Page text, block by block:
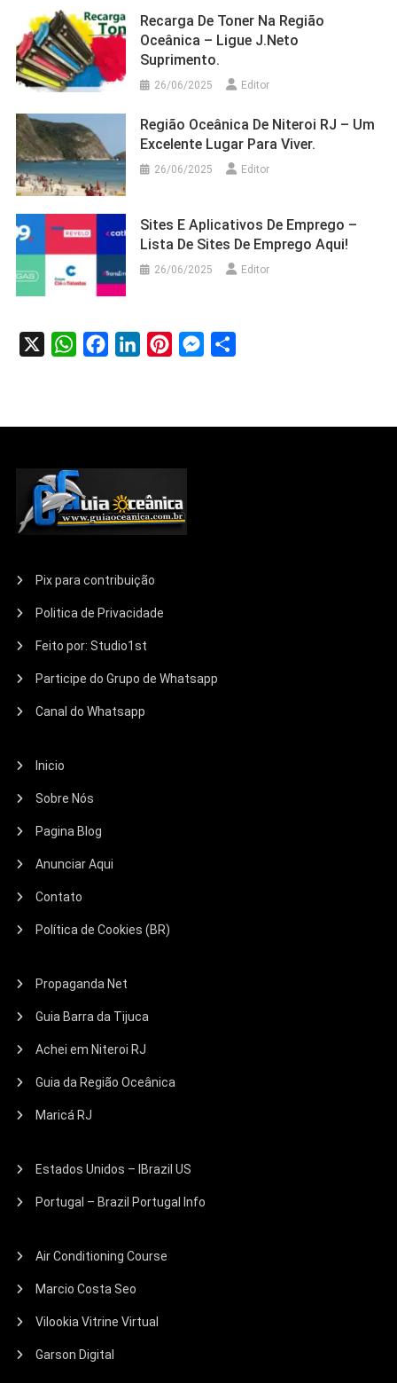
Recarga De Toner Na Região
Oceânica – Ligue J.Neto
Suprimento.
26/06/2025 Editor
Região Oceânica De Niteroi RJ – Um
Excelente Lugar Para Viver.
26/06/2025 Editor
Sites E Aplicativos De Emprego –
Lista De Sites De Emprego Aqui!
26/06/2025 Editor
WhatsAppFacebookLinkedInPinterestMessenger
Pix para contribuição
Politica de Privacidade
Feito por: Studio1st
Participe do Grupo de Whatsapp
Canal do Whatsapp
Inicio
Sobre Nós
Pagina Blog
Anunciar Aqui
Contato
Política de Cookies (BR)
Propaganda Net
Guia Barra da Tijuca
Achei em Niteroi RJ
Guia da Região Oceânica
Maricá RJ
Estados Unidos – IBrazil US
Portugal – Brazil Portugal Info
Air Conditioning Course
Marcio Costa Seo
Vilookia Vitrine Virtual
Garson Digital